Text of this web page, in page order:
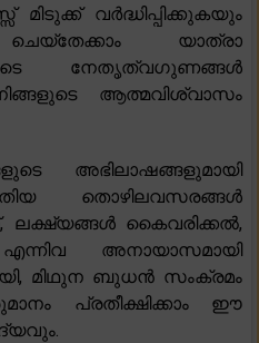
വർദ്ധിപ്പിക്കുകയും
യാത്രാ
നേതൃത്വഗുണങ്ങൾ
ആത്മവിശ്വാസം
അഭിലാഷങ്ങളുമായി
തൊഴിലവസരങ്ങൾ
ലക്ഷ്യങ്ങൾ കൈവരിക്കൽ,
എന്നിവ അനായാസമായി
മിഥുന ബുധൻ സംക്രമം
പ്രതീക്ഷിക്കാം ഈ